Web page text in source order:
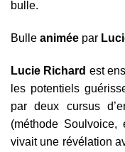
bulle.
Bulle animée par
Lucie Richard est
les potentiels
par deux cursus
(méthode
vivait une révélation